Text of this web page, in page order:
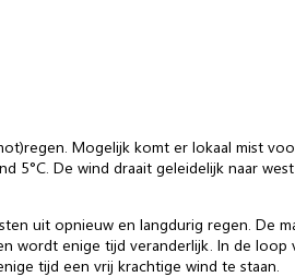
Mogelijk komt er lokaal mist
5°C. De wind draait geleidelijk naar
uit opnieuw en langdurig regen. De
wordt enige tijd veranderlijk. In de loop
tijd een vrij krachtige wind te staan.